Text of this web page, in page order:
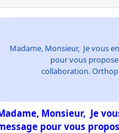
Madame, Monsieur, Je vous
pour vous
collaboration.
Monsieur, Je
pour vous